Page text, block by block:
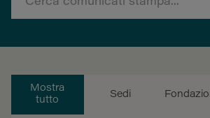
Mostra
tutto
Sedi